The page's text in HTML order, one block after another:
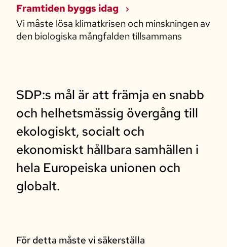
Framtiden byggs idag
Vi måste lösa klimatkrisen och minskningen av
den biologiska mångfalden tillsammans
SDP:s mål är att främja en snabb
och helhetsmässig övergång till
ekologiskt, socialt och
ekonomiskt hållbara samhällen i
hela Europeiska unionen och
globalt.
För detta måste vi säkerställa